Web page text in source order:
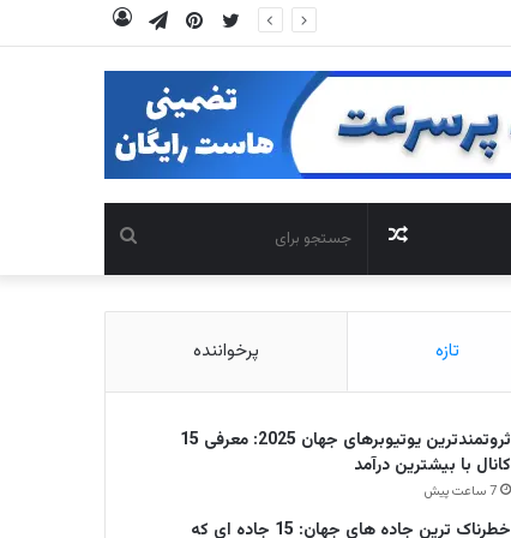
تلگرام
‫پین‌ترست توییتر
برای
نوشته
تصادفی
تازه پرخواننده
ثروتمندترین یوتیوبرهای جهان 2025: معرفی 15
کانال با بیشترین درآمد
7 ساعت پیش
خطرناک ترین جاده های جهان: 15 جاده ای که